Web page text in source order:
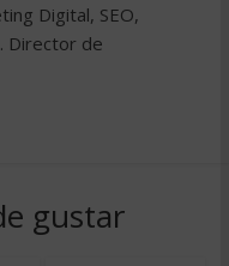
Digital, SEO,
Director de
gustar